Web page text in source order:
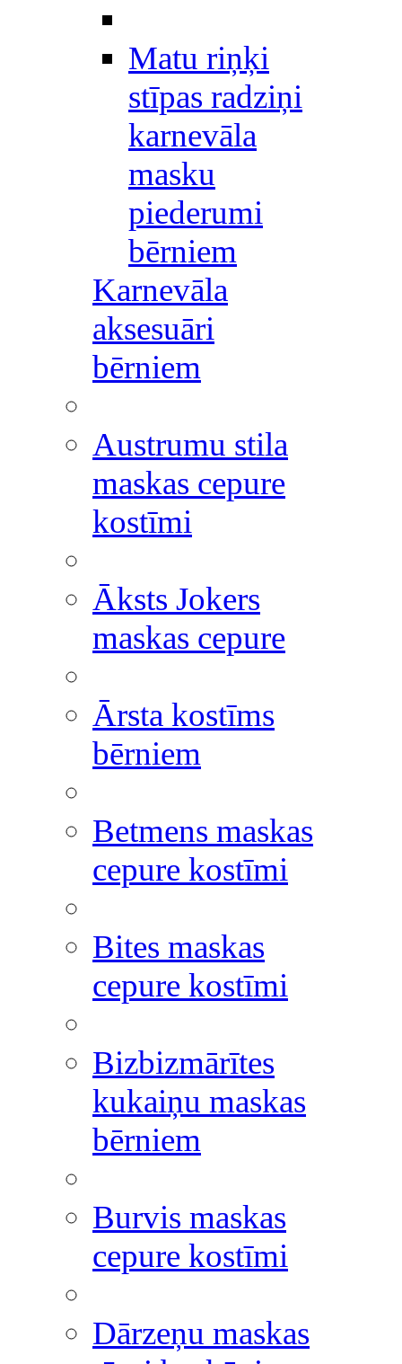
Matu riņķi
stīpas radziņi
karnevāla
masku
piederumi
bērniem
Karnevāla
aksesuāri
bērniem
Austrumu stila
maskas cepure
kostīmi
Āksts Jokers
maskas cepure
Ārsta kostīms
bērniem
Betmens maskas
cepure kostīmi
Bites maskas
cepure kostīmi
Bizbizmārītes
kukaiņu maskas
bērniem
Burvis maskas
cepure kostīmi
Dārzeņu maskas